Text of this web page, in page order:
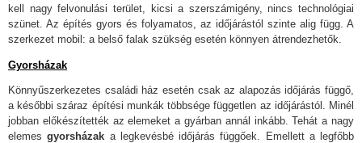
kell nagy felvonulási terület, kicsi a szerszámigény, nincs technológiai
szünet. Az építés gyors és folyamatos, az időjárástól szinte alig függ. A
szerkezet mobil: a belső falak szükség esetén könnyen átrendezhetők.
Gyorsházak
Könnyűszerkezetes családi ház esetén csak az alapozás időjárás függő,
a későbbi száraz építési munkák többsége független az időjárástól. Minél
jobban előkészítették az elemeket a gyárban annál inkább. Tehát a nagy
elemesgyorsházak a legkevésbé időjárás függőek. Emellett a legfőbb